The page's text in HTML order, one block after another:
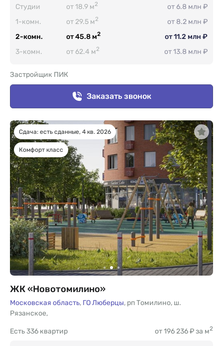
Студии от 18.9 м2
от 6.8 млн ₽
1-комн.
от 29.5 м2
от 8.2 млн ₽
2-комн.
от 45.8 м2
от 11.2 млн ₽
3-комн.
от 62.4 м2 от 13.8 млн ₽
Застройщик ПИК
Заказать звонок
ЖК «Новотомилино»
Московская область, ГО Люберцы, рп Томилино, ш.
Рязанское,
336 квартир
Есть от 196 236 ₽ за м2
Сдача: есть сданные, 4 кв. 2026
Комфорт класс